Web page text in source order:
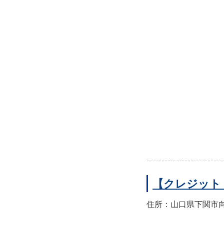
【クレジッ
住所：山口県下関市